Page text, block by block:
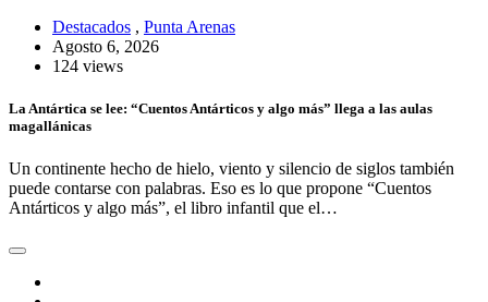
Destacados , Punta Arenas
Agosto 6, 2026
124 views
La Antártica se lee: “Cuentos Antárticos y algo más” llega a las aulas
magallánicas
Un continente hecho de hielo, viento y silencio de siglos también
puede contarse con palabras. Eso es lo que propone “Cuentos
Antárticos y algo más”, el libro infantil que el…